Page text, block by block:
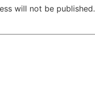
will not be published.